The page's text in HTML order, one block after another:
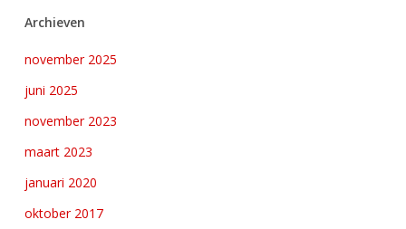
Archieven
november 2025
juni 2025
november 2023
maart 2023
januari 2020
oktober 2017